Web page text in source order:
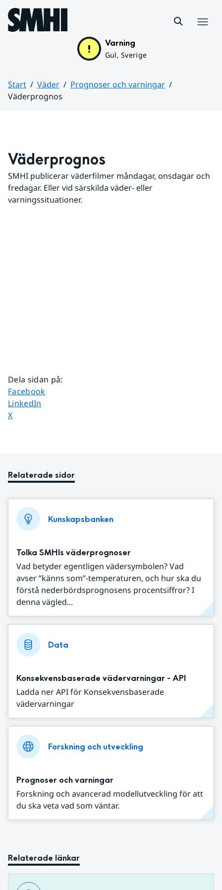
Hoppa till sidans innehåll
Varning
Gul, Sverige
Start Väder
Prognoser och varningar
Väderprognos
Väderprognos
SMHI publicerar väderfilmer måndagar, onsdagar och
fredagar. Eller vid särskilda väder- eller
varningssituationer.
Dela sidan på:
Dela sidan på
Facebook
Dela sidan på
LinkedIn
Dela sidan på
X
Relaterade sidor
Kunskapsbanken
Tolka SMHIs väderprognoser
Vad betyder egentligen vädersymbolen? Vad
avser ”känns som”-temperaturen, och hur ska du
förstå nederbördsprognosens procentsiffror? I
denna vägled...
Data
Konsekvensbaserade vädervarningar - API
Ladda ner API för Konsekvensbaserade
vädervarningar
Forskning och utveckling
Prognoser och varningar
Forskning och avancerad modellutveckling för att
du ska veta vad som väntar.
Relaterade länkar